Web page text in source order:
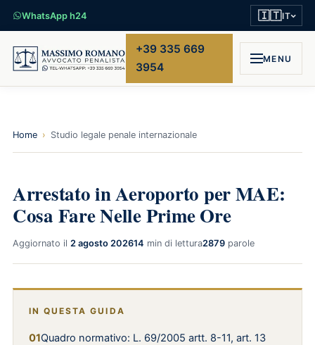
WhatsApp h24 🇮🇹IT
+39 335 669
3954
MENU
Home › Studio legale penale internazionale
Arrestato in Aeroporto per MAE:
Cosa Fare Nelle Prime Ore
Aggiornato il 2 agosto 202614 min di lettura2879 parole
IN QUESTA GUIDA
Quadro normativo: L. 69/2005 artt. 8-11, art. 13